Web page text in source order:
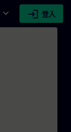
expand_more login 登入